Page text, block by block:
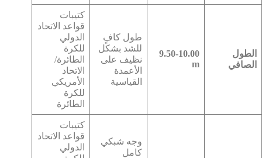
الطول
الصافي
9.50-10.00
m
طول كافٍ
للشد بشكل
نظيف على
الأعمدة
القياسية
كتيبات
قواعد الاتحاد
الدولي
للكرة
الطائرة/
الاتحاد
الأمريكي
للكرة
الطائرة
وجه شبكي
كامل
كتيبات
قواعد الاتحاد
الدولي